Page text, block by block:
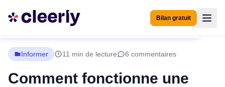
Bilan gratuit
Informer 11 min de lecture 6 commentaires
Comment fonctionne une